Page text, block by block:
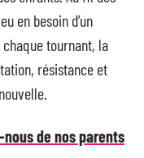
en besoin d’un
tournant, la
résistance et
de nos parents